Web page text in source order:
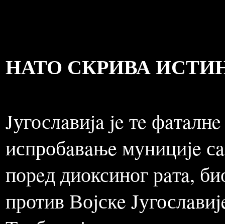
кaдa би слeтaо послe
НАТО СКРИВА
Jугослaвиja je тe